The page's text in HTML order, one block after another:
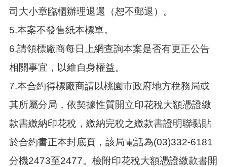
司大小章臨櫃辦理退還（恕不郵退）。
5.本案不發售紙本標單。
6.請領標廠商每日上網查詢本案是否有更正公告
相關事宜，以維自身權益。
7.本合約得標廠商請以桃園市政府地方稅務局或
其所屬分局，依契據性質開立印花稅大額憑證繳
款書繳納印花稅，繳納完稅之繳款書證明聯黏貼
於合約書正本封底頁，該局電話為(03)332-6181
分機2473至2477。檢附印花稅大額憑證繳款書開